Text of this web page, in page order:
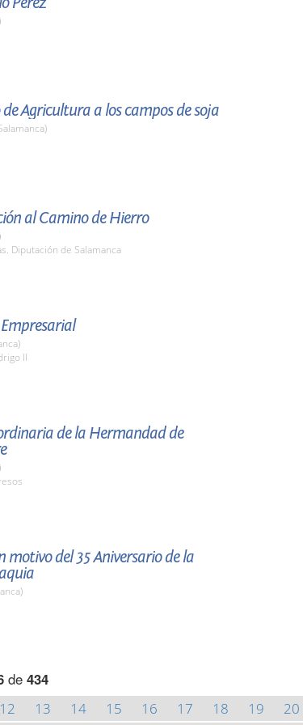
Agricultura a los campos de soja
al Camino de Hierro
Diputación de Salamanca
II
de la Hermandad de
motivo del 35 Aniversario de la
de 434
12 13 14 15 16 17 18 19 20